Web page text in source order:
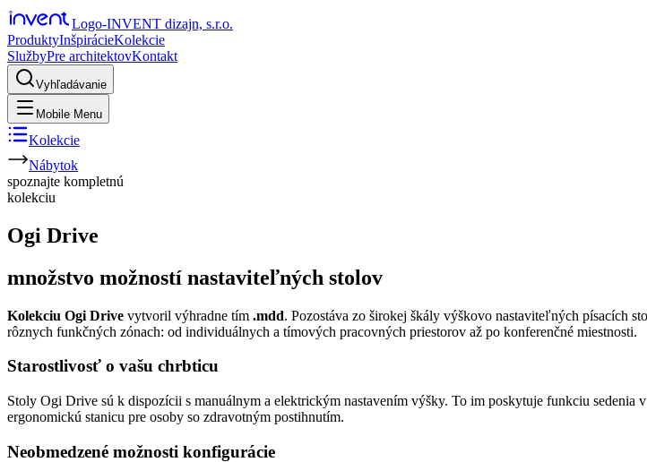
Logo-INVENT dizajn, s.r.o.
ProduktyInšpirácieKolekcie
SlužbyPre architektovKontakt
Vyhľadávanie
Mobile Menu
Kolekcie
Nábytok
spoznajte kompletnú
kolekciu
Ogi Drive
množstvo možností nastaviteľných stolov
Kolekciu Ogi Drive vytvoril výhradne tím .mdd. Pozostáva zo širokej škály výškovo nastaviteľných písacích
rôznych funkčných zónach: od individuálnych a tímových pracovných priestorov až po konferenčné miestnosti.
Starostlivosť o vašu chrbticu
Stoly Ogi Drive sú k dispozícii s manuálnym a elektrickým nastavením výšky. To im poskytuje funkciu
ergonomickú stanicu pre osoby so zdravotným postihnutím.
Neobmedzené možnosti konfigurácie